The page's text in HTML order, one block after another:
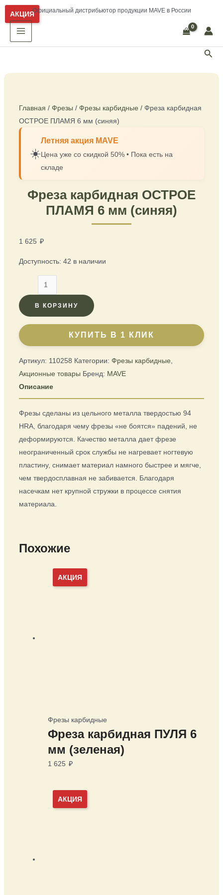
Перейти
содержимому
Официальный дистрибьютор продукции MAVE в России
MAIN
MENU
АКЦИЯ
Главная / Фрезы / Фрезы карбидные / Фреза карбидная
ОСТРОЕ ПЛАМЯ 6 мм (синяя)
☀️
Летняя акция MAVE
Цена уже со скидкой 50% • Пока есть на
складе
Фреза карбидная ОСТРОЕ
ПЛАМЯ 6 мм (синяя)
1 625 ₽
Доступность: 42 в наличии
Количество
товара
Фреза
карбидная
(синяя)
В КОРЗИНУ
КУПИТЬ В 1 КЛИК
Артикул: 110258 Категории: Фрезы карбидные,
Акционные товары Бренд: MAVE
Фрезы сделаны из цельного металла твердостью 94
HRA, благодаря чему фрезы «не боятся» падений, не
деформируются. Качество металла дает фрезе
неограниченный срок службы не нагревает ногтевую
пластину, снимает материал намного быстрее и мягче,
чем твердосплавная не забивается. Благодаря
насечкам нет крупной стружки в процессе снятия
материала.
Похожие
АКЦИЯ
Фрезы карбидные
Фреза карбидная ПУЛЯ 6
мм (зеленая)
1 625 ₽
АКЦИЯ
ВКонтакте
Telegram